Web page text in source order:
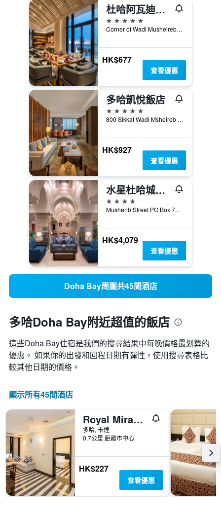
杜哈阿瓦迪飯店 - 美憬閣飯店
5星級
Corner of Wadi Musheireb And Jassim Bin Mohammed S, 19, 多哈, 卡達
HK$677
查看優惠
多哈凱悅飯店
5星級
800 Sikkat Wadi Msheireb Street, Doha, 多哈, 卡達
HK$927
查看優惠
水星杜哈城中央酒店 - 多哈
4星級
Musherib Street PO Box 7566, 多哈, 卡達
HK$4,079
查看優惠
Doha Bay周圍共45間酒店
多哈Doha Bay附近超值的飯店
這些Doha Bay​住宿是我們的搜尋結果中每晚價格最划算的
優惠。 如果你的出發和回程日期有彈性，使用搜尋表格比
較其他日期的價格。
顯示所有45間酒店
Royal Mirage Hotel and Apartments
多哈, 卡達
0.7公里 距離市中心
HK$227
查看優惠